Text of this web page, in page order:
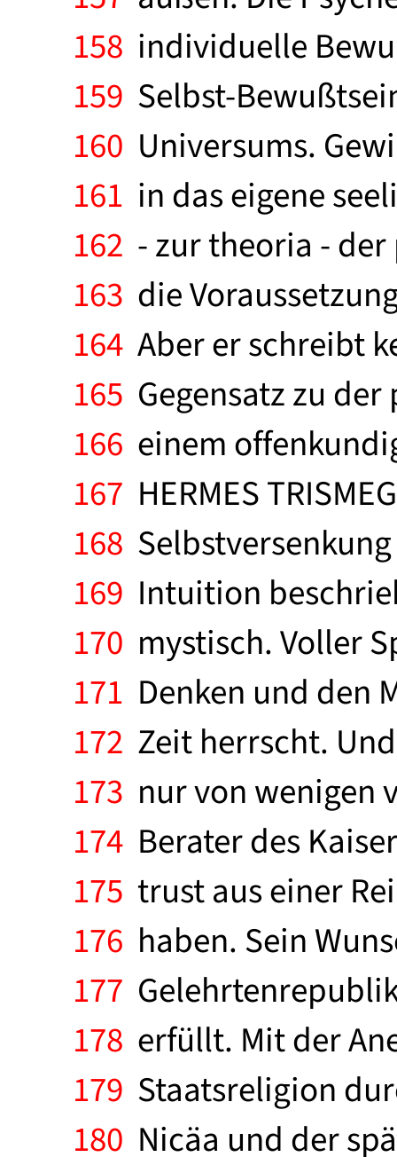
158 individuelle
159 Selbst-
160 Universums.
161 in das eigene
162 - zur theoria -
163 die
164 Aber er schreibt
165 Gegensatz zu
166 einem
167 HERMES
168
169 Intuition
170 mystisch. Voller
171 Denken und den
172 Zeit herrscht.
173 nur von wenigen
174 Berater des
175 trust aus einer
176 haben. Sein
177
178 erfüllt. Mit der
179 Staatsreligion
180 Nicäa und der